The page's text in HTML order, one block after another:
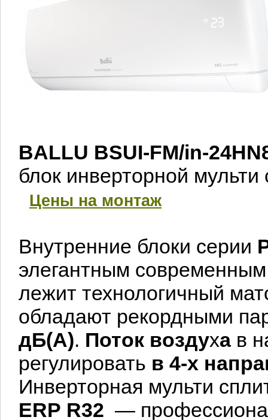
BALLU BSUI-FM/in-
блок инверторной
Цены на монтаж
Внутренние блоки серии
элегантным
лежит технологичный
обладают рекордными
дБ(А). Поток воздухав
регулировать в 4-х
Инверторная мульти
ERP R32 —